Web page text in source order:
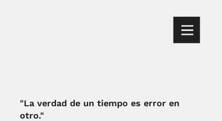
"La verdad de un tiempo es error en
otro."